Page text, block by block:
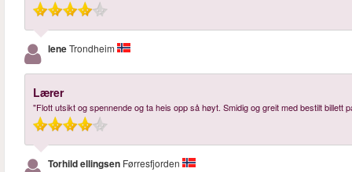
leneTrondheim
Lærer
"Flott utsikt og spennende og ta heis opp så høyt. Smidig og greit med bestilt billett
Torhild ellingsen Førresfjorden